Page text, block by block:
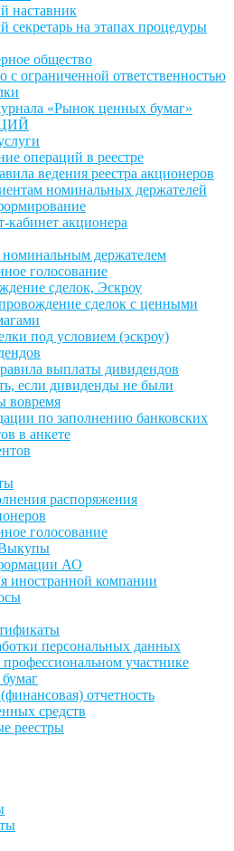
наставник
секретарь на этапах процедуры
общество
с ограниченной ответственностью
«Рынок ценных бумаг»
операций в реестре
ведения реестра акционеров
номинальных держателей
кабинет акционера
номинальным держателем
голосование
сделок, Эскроу
сделок с ценными
под условием (эскроу)
выплаты дивидендов
если дивиденды не были
вовремя
по заполнению банковских
в анкете
распоряжения
голосование
АО
иностранной компании
персональных данных
участнике
отчетность
средств
реестры